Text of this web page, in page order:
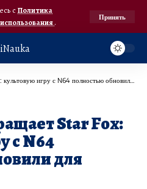
с Политика
.
Принять
игру с N64 полностью обновили для Switch 2
Star Fox:
с N64
для